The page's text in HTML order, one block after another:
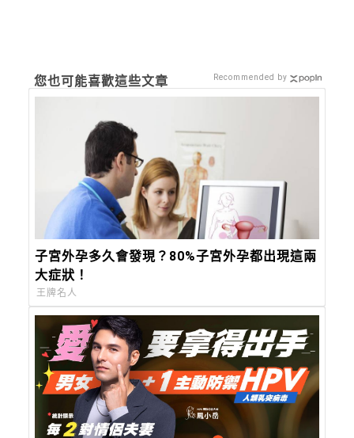
您也可能喜歡這些文章
子宮外孕多久會發現？80%子宮外孕都出現這兩
大症狀！
王牌名人
Recommended by